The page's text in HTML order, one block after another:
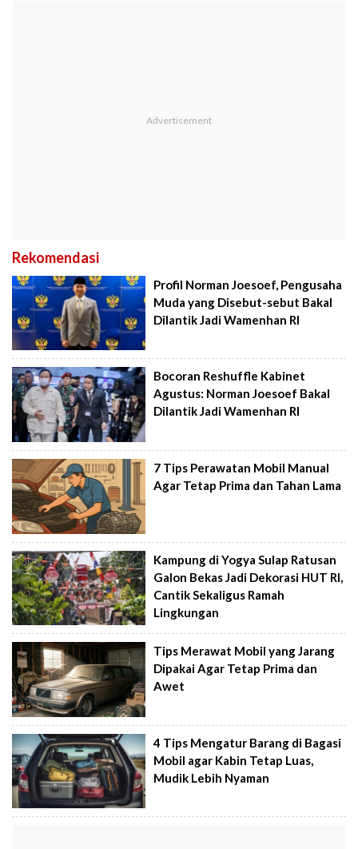
Rekomendasi
Profil Norman Joesoef, Pengusaha
Muda yang Disebut-sebut Bakal
Dilantik Jadi Wamenhan RI
Bocoran Reshuffle Kabinet
Agustus: Norman Joesoef Bakal
Dilantik Jadi Wamenhan RI
7 Tips Perawatan Mobil Manual
Agar Tetap Prima dan Tahan Lama
Kampung di Yogya Sulap Ratusan
Galon Bekas Jadi Dekorasi HUT RI,
Cantik Sekaligus Ramah
Lingkungan
Tips Merawat Mobil yang Jarang
Dipakai Agar Tetap Prima dan
Awet
4 Tips Mengatur Barang di Bagasi
Mobil agar Kabin Tetap Luas,
Mudik Lebih Nyaman